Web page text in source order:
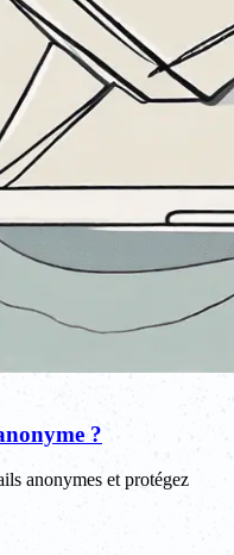
?
anonymes et protégez